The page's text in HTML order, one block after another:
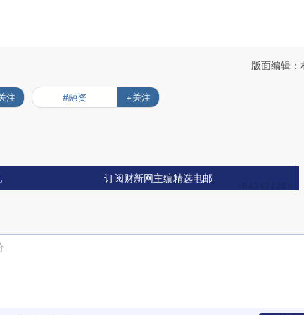
版面编辑：
注 #融资 +关注
订阅财新网主编精选电邮